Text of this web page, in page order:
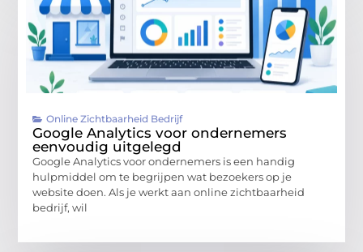
Online Zichtbaarheid Bedrijf
Google Analytics voor ondernemers
eenvoudig uitgelegd
Google Analytics voor ondernemers is een handig
hulpmiddel om te begrijpen wat bezoekers op je
website doen. Als je werkt aan online zichtbaarheid
bedrijf, wil